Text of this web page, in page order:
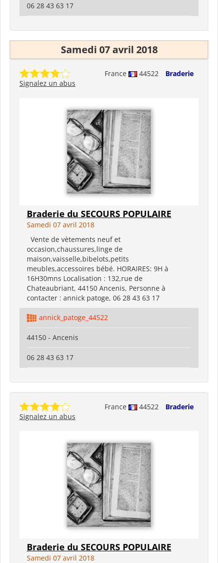
06 28 43 63 17
Samedi 07 avril 2018
France 44522
Braderie
Signalez un abus
Braderie du SECOURS POPULAIRE
Samedi 07 avril 2018
Vente de vètements neuf et
occasion,chaussures,linge de
maison,vaisselle,bibelots,petits
meubles,accessoires bébé. HORAIRES: 9H à
16H30mns Localisation : 132,rue de
Chateaubriant, 44150 Ancenis, Personne à
contacter : annick patoge, 06 28 43 63 17
annick_patoge_44522
44150 - Ancenis
06 28 43 63 17
France 44522
Braderie
Signalez un abus
Braderie du SECOURS POPULAIRE
Samedi 07 avril 2018